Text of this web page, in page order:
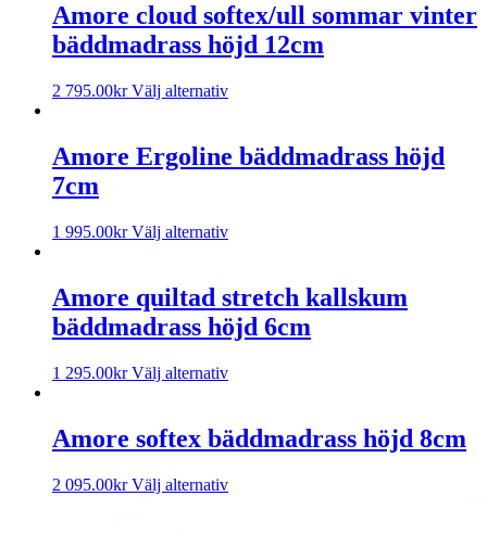
Amore cloud softex/ull sommar vinter
bäddmadrass höjd 12cm
2 795.00kr Välj alternativ
Amore Ergoline bäddmadrass höjd
7cm
1 995.00kr Välj alternativ
Amore quiltad stretch kallskum
bäddmadrass höjd 6cm
1 295.00kr Välj alternativ
Amore softex bäddmadrass höjd 8cm
2 095.00kr Välj alternativ